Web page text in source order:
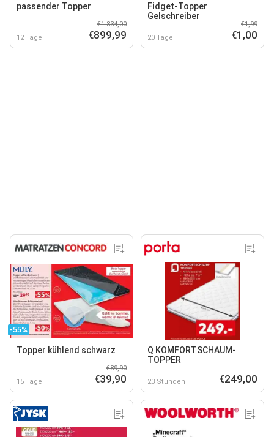
passender Topper
12 Tage
€1.834,00
€899,99
Fidget-Topper
Gelschreiber
20 Tage
€1,99
€1,00
-55%
Topper kühlend schwarz
15 Tage
€89,90
€39,90
Q KOMFORTSCHAUM-
TOPPER
23 Stunden €249,00